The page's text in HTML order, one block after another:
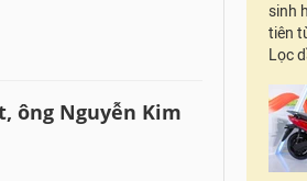
ông Nguyễn Kim
sinh
tiên
Lọc